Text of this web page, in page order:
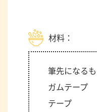
材料：
筆先になる
ガムテープ
テープ